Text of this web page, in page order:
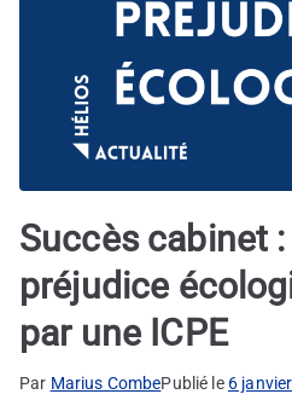
Succès cabinet
préjudice
par une ICPE
Par Marius CombePublié le 6